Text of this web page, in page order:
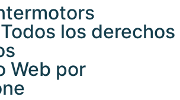
los derechos
Web por